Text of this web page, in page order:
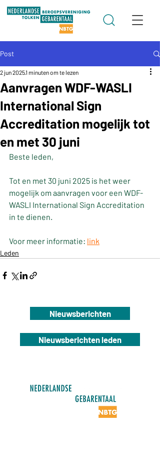
Post
Aanvragen WDF-WASLI
International Sign
Accreditation mogelijk tot
en met 30 juni
2 jun 20251 minuten om te lezen
Beste leden,
Tot en met 30 juni 2025 is het weer
mogelijk om aanvragen voor een WDF-
WASLI International Sign Accreditation
in te dienen.
Voor meer informatie: link
Leden
Nieuwsberichten
Nieuwsberichten leden